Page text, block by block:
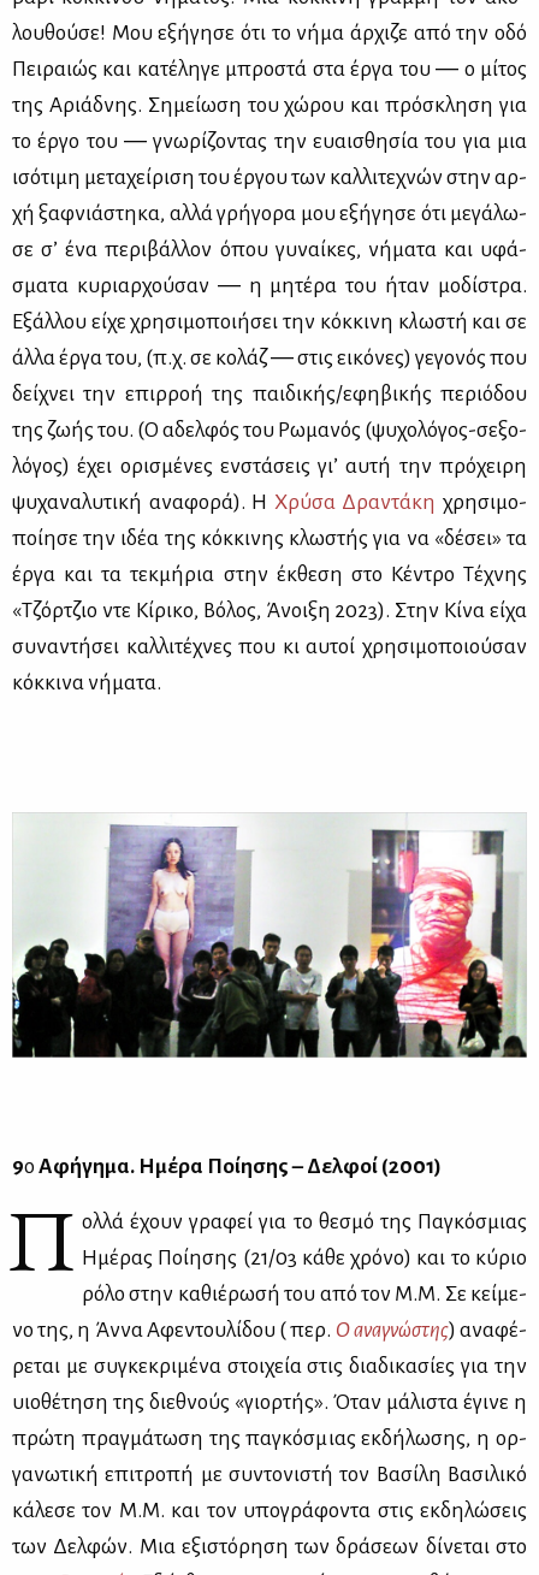
λου­θού­σε! Μου εξή­γη­σε ότι το νή­μα άρ­χι­ζε από την οδό
Πει­ραιώς και κα­τέ­λη­γε μπρο­στά στα έρ­γα του ― ο μί­τος
της Αριά­δνης. Ση­μεί­ω­ση του χώ­ρου και πρό­σκλη­ση για
το έρ­γο του ― γνω­ρί­ζο­ντας την ευαι­σθη­σία του για μια
ισό­τι­μη με­τα­χεί­ρι­ση του έρ­γου των καλ­λι­τε­χνών στην αρ­
χή ξαφ­νιά­στη­κα, αλ­λά γρή­γο­ρα μου εξή­γη­σε ότι με­γά­λω­
σε σ’ ένα πε­ρι­βάλ­λον όπου γυ­ναί­κες, νή­μα­τα και υφά­
σμα­τα κυ­ριαρ­χού­σαν ― η μη­τέ­ρα του ήταν μο­δί­στρα.
Εξάλ­λου εί­χε χρη­σι­μο­ποι­ή­σει την κόκ­κι­νη κλωστή και σε
άλ­λα έρ­γα του, (π.χ. σε κο­λάζ ― στις ει­κό­νες) γε­γο­νός που
δεί­χνει την επιρ­ροή της παι­δι­κής/εφη­βι­κής πε­ριό­δου
της ζω­ής του. (Ο αδελ­φός του Ρω­μα­νός (ψυ­χο­λό­γος-σε­ξο­
λό­γος) έχει ορι­σμέ­νες εν­στά­σεις γι’ αυ­τή την πρό­χει­ρη
ψυ­χα­να­λυ­τι­κή ανα­φο­ρά). Η Χρύ­σα Δρα­ντά­κηχρη­σι­μο­
ποί­η­σε την ιδέα της κόκ­κι­νης κλω­στής για να «δέ­σει» τα
έρ­γα και τα τεκ­μή­ρια στην έκ­θε­ση στο Κέ­ντρο Τέ­χνης
«Τζόρ­τζιο ντε Κί­ρι­κο, Βό­λος, Άνοι­ξη 2023). Στην Κί­να εί­χα
συ­να­ντή­σει καλ­λι­τέ­χνες που κι αυ­τοί χρη­σι­μο­ποιού­σαν
κόκ­κι­να νή­μα­τα.
9ο Αφή­γη­μα. Ημέ­ρα Ποί­η­σης – Δελ­φοί (2001)
Π ολ­λά έχουν γρα­φεί για το θε­σμό της Πα­γκό­σμιας
Ημέ­ρας Ποί­η­σης (21/03 κά­θε χρό­νο) και το κύ­ριο
ρό­λο στην κα­θιέ­ρω­σή του από τον Μ.Μ. Σε κεί­με­
νο της, η Άν­να Αφε­ντου­λί­δου (περ. Ο ανα­γνώ­στης) ανα­φέ­
ρε­ται με συ­γκε­κρι­μέ­να στοι­χεία στις δια­δι­κα­σί­ες για την
υιο­θέ­τη­ση της διε­θνούς «γιορ­τής». Όταν μά­λι­στα έγι­νε η
πρώ­τη πραγ­μά­τω­ση της πα­γκό­σμιας εκ­δή­λω­σης, η ορ­
γα­νω­τι­κή επι­τρο­πή με συ­ντο­νι­στή τον Βα­σί­λη Βα­σι­λι­κό
κά­λε­σε τον Μ.Μ. και τον υπο­γρά­φο­ντα στις εκ­δη­λώ­σεις
των Δελ­φών. Μια εξι­στό­ρη­ση των δρά­σε­ων δί­νε­ται στο